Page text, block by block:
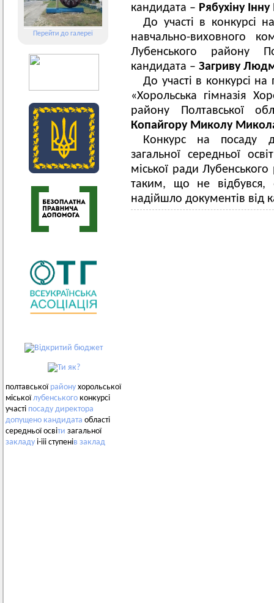
Перейти до галереї
полтавської району хорольської
міськоїлубенського конкурсі
участі посаду директора
допущено кандидата області
середньої освіти загальної
закладу і-ііі ступенів заклад
кандидата – Рябухіну
До участі в конкурсі
навчально-виховного
Лубенського району
кандидата – Загриву
До участі в конкурсі
«Хорольська гімназія
району Полтавської
Копайгору Миколу
Конкурс на посаду
загальної середньої
міської ради
таким, що не відбувся,
надійшло документів від